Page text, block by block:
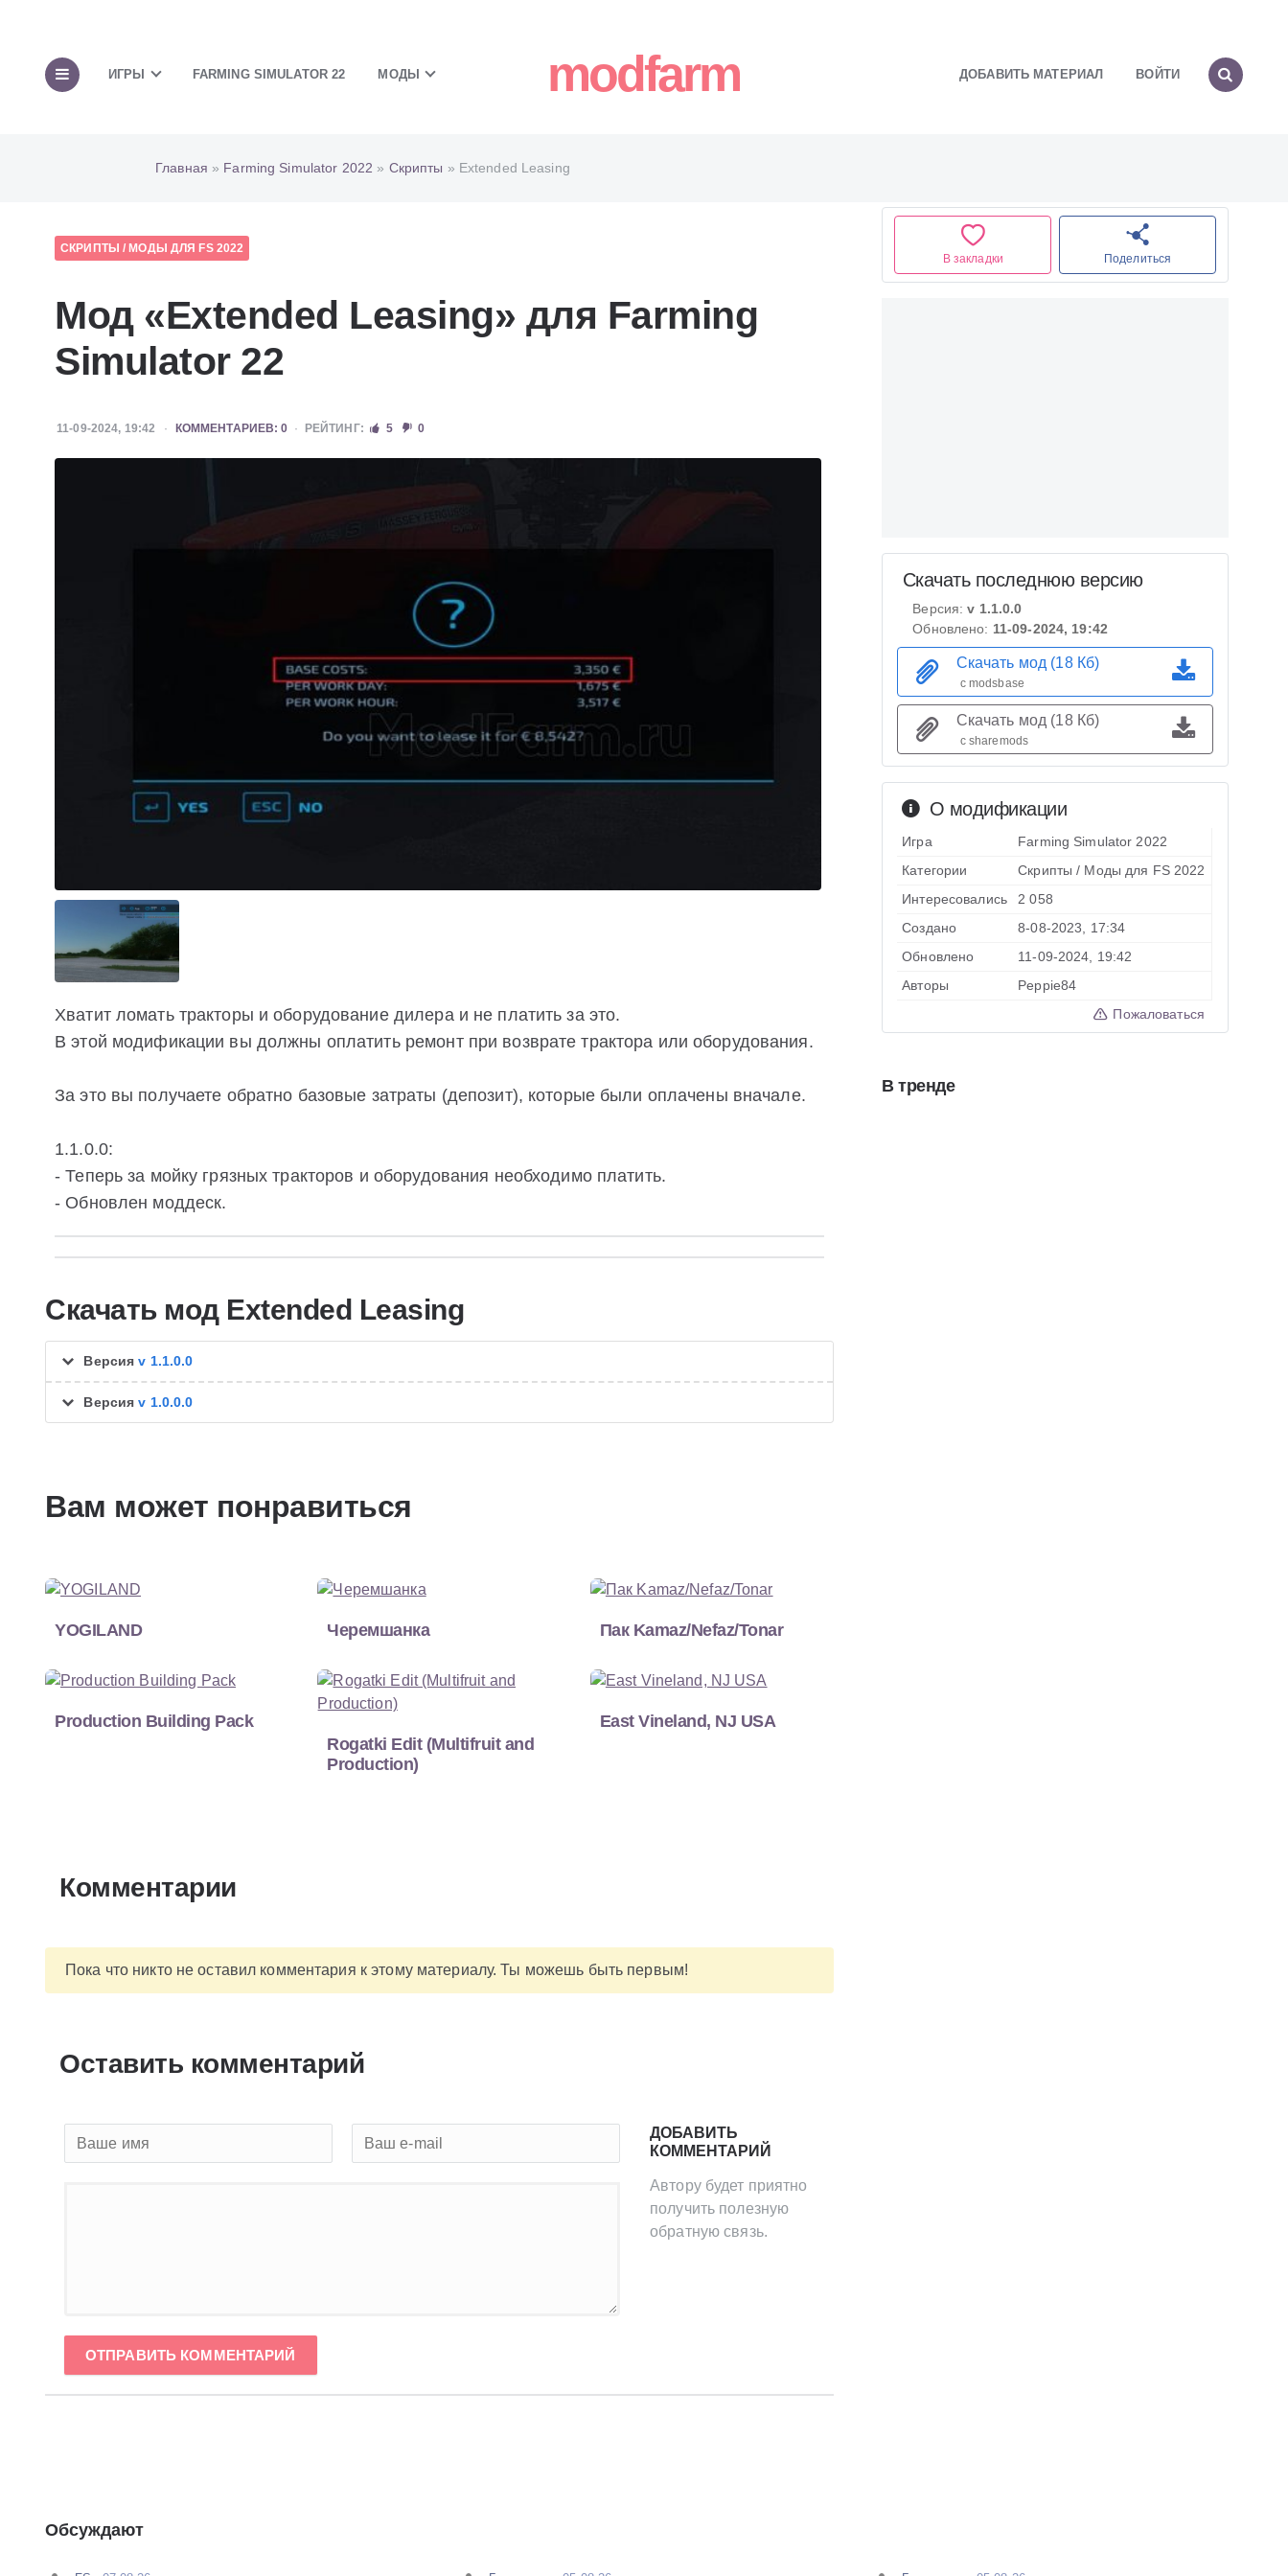
ИГРЫ FARMING SIMULATOR 22 МОДЫ modfarm ДОБАВИТЬ МАТЕРИАЛ ВОЙТИ
Главная » Farming Simulator 2022 » Скрипты » Extended Leasing
СКРИПТЫ / МОДЫ ДЛЯ FS 2022
Мод «Extended Leasing» для Farming
Simulator 22
11-09-2024, 19:42 КОММЕНТАРИЕВ: 0 РЕЙТИНГ: 5 0
Хватит ломать тракторы и оборудование дилера и не платить за это.
В этой модификации вы должны оплатить ремонт при возврате трактора или оборудования.
За это вы получаете обратно базовые затраты (депозит), которые были оплачены вначале.
1.1.0.0:
- Теперь за мойку грязных тракторов и оборудования необходимо платить.
- Обновлен моддеск.
Скачать мод Extended Leasing
Версияv 1.1.0.0
Версияv 1.0.0.0
Вам может понравиться
YOGILAND Черемшанка Пак Kamaz/Nefaz/Tonar
Production Building Pack
Rogatki Edit (Multifruit and
Production)
East Vineland, NJ USA
Комментарии
Пока что никто не оставил комментария к этому материалу. Ты можешь быть первым!
Оставить комментарий
ДОБАВИТЬ
КОММЕНТАРИЙ
Автору будет приятно
получить полезную
обратную связь.
ОТПРАВИТЬ КОММЕНТАРИЙ
В закладки Поделиться
О модификации
Игра
Farming Simulator 2022
Категории
Скрипты / Моды для FS 2022
Интересовались
2 058
Создано
8-08-2023, 17:34
Обновлено
11-09-2024, 19:42
Авторы
Peppie84
Пожаловаться
Скачать последнюю версию
Версия:v 1.1.0.0
Обновлено: 11-09-2024, 19:42
Скачать мод (18 Кб)
с modsbase
Скачать мод (18 Кб)
с sharemods
В тренде
Обсуждают